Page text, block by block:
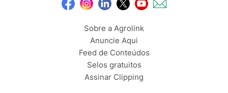
Sobre a Agrolink
Anuncie Aqui
Feed de Conteúdos
Selos gratuitos
Assinar Clipping